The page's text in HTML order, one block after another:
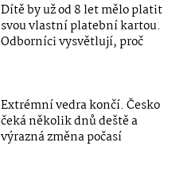
Dítě by už od 8 let mělo platit
svou vlastní platební kartou.
Odborníci vysvětlují, proč
Extrémní vedra končí. Česko
čeká několik dnů deště a
výrazná změna počasí